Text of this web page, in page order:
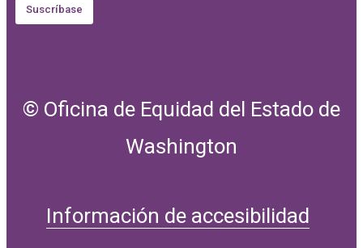
Suscríbase
© Oficina de Equidad del Estado de
Washington
Información de accesibilidad